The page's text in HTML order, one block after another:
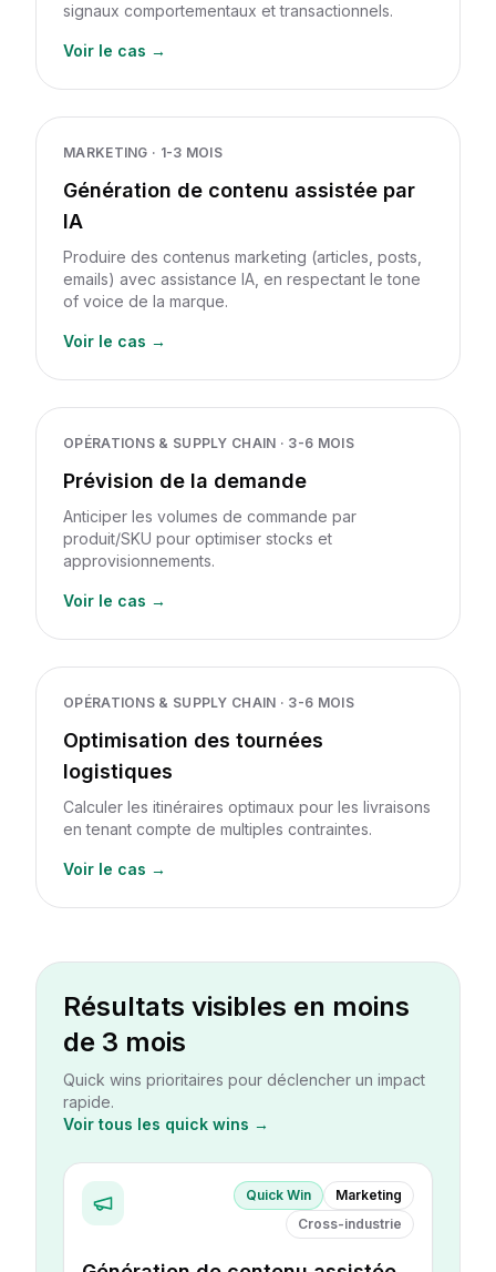
signaux comportementaux et transactionnels.
Voir le cas →
MARKETING · 1-3 MOIS
Génération de contenu assistée par
IA
Produire des contenus marketing (articles, posts,
emails) avec assistance IA, en respectant le tone
of voice de la marque.
Voir le cas →
OPÉRATIONS & SUPPLY CHAIN · 3-6 MOIS
Prévision de la demande
Anticiper les volumes de commande par
produit/SKU pour optimiser stocks et
approvisionnements.
Voir le cas →
OPÉRATIONS & SUPPLY CHAIN · 3-6 MOIS
Optimisation des tournées
logistiques
Calculer les itinéraires optimaux pour les livraisons
en tenant compte de multiples contraintes.
Voir le cas →
Résultats visibles en moins
de 3 mois
Quick wins prioritaires pour déclencher un impact
rapide.
Voir tous les quick wins →
Quick Win
Marketing
Cross-industrie